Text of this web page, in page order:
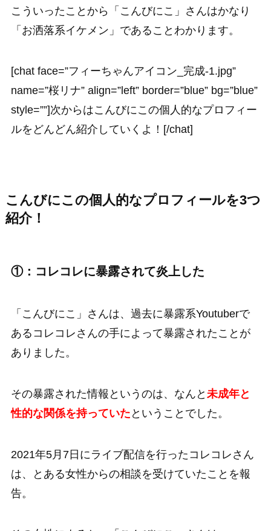
こういったことから「こんびにこ」さんはかなり
「お洒落系イケメン」であることわかります。
[chat face=”フィーちゃんアイコン_完成-1.jpg”
name=”桜リナ” align=”left” border=”blue” bg=”blue”
style=””]次からはこんびにこの個人的なプロフィー
ルをどんどん紹介していくよ！[/chat]
こんびにこの個人的なプロフィールを3つ
紹介！
①：コレコレに暴露されて炎上した
「こんびにこ」さんは、過去に暴露系Youtuberで
あるコレコレさんの手によって暴露されたことが
ありました。
その暴露された情報というのは、なんと 未成年と
性的な関係を持っていた ということでした。
2021年5月7日にライブ配信を行ったコレコレさん
は、とある女性からの相談を受けていたことを報
告。